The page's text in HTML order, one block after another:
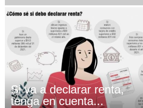
Si va a declarar renta,
tenga en cuenta...